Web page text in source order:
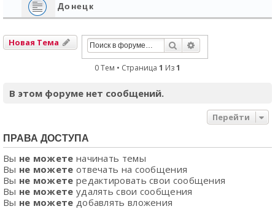
Донецк
Новая Тема Поиск
0 Тем • Страница 1 Из1
В этом форуме нет сообщений.
Перейти
ПРАВА ДОСТУПА
Вы не можете начинать темы
Вы не можете отвечать на сообщения
Вы не можете редактировать свои сообщения
Вы не можете удалять свои сообщения
Вы не можете добавлять вложения